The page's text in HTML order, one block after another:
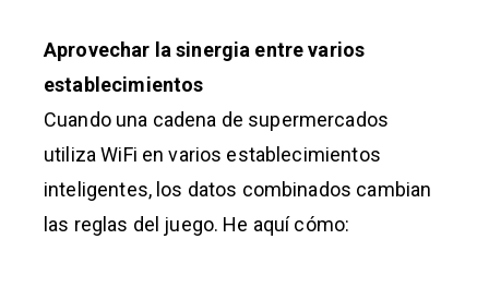
Aprovechar la sinergia entre varios
establecimientos
Cuando una cadena de supermercados
utiliza WiFi en varios establecimientos
inteligentes, los datos combinados cambian
las reglas del juego. He aquí cómo: